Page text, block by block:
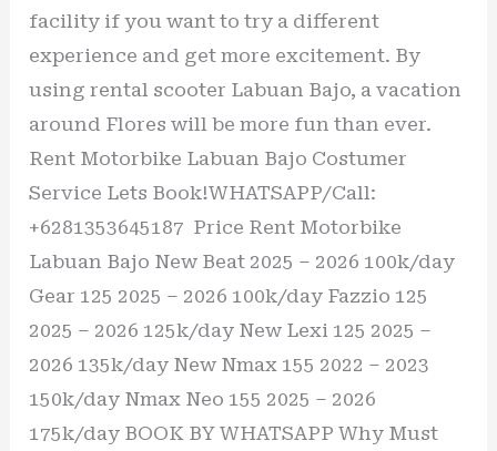
facility if you want to try a different
experience and get more excitement. By
using rental scooter Labuan Bajo, a vacation
around Flores will be more fun than ever.
Rent Motorbike Labuan Bajo Costumer
Service Lets Book!WHATSAPP/Call:
+6281353645187 Price Rent Motorbike
Labuan Bajo New Beat 2025 – 2026 100k/day
Gear 125 2025 – 2026 100k/day Fazzio 125
2025 – 2026 125k/day New Lexi 125 2025 –
2026 135k/day New Nmax 155 2022 – 2023
150k/day Nmax Neo 155 2025 – 2026
175k/day BOOK BY WHATSAPP Why Must